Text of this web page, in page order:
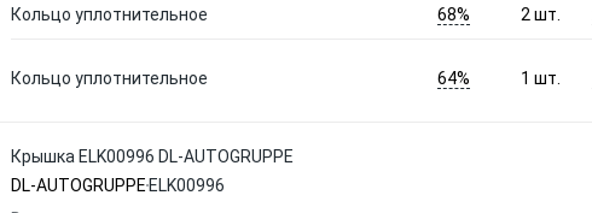
Кольцо уплотнительное 68% 2 шт.
Кольцо уплотнительное 64% 1 шт.
Крышка ELK00996 DL-AUTOGRUPPE
DL-AUTOGRUPPE ELK00996